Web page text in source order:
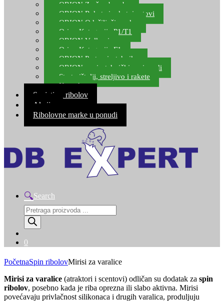
ORION Zračne bombe
ORION Rakete i raketni setovi
ORION Odašiljači zvuka
Orion Kategorija P1/T1
ORION Vulkani
Orion Kategorija F1
ORION Party pirotehnika
ORION nepirotehnički proizvodi
Start pištolji, streljivo i rakete
Kontakt
Savjeti za ribolov
Akcija
Ribolovne marke u ponudi
Search
Products
search
0
PočetnaSpin ribolovMirisi za varalice
Mirisi za varalice (atraktori i scentovi) odličan su dodatak za spin
ribolov, posebno kada je riba oprezna ili slabo aktivna. Mirisi
povećavaju privlačnost silikonaca i drugih varalica, produljuju